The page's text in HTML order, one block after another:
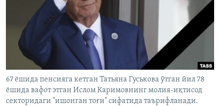
67 ëшида пенсияга кетган Татьяна Гуськова ўтган йил 78
ëшида вафот этган Ислом Каримовнинг молия-иқтисод
секторидаги "ишонган тоғи" сифатида таърифланади.